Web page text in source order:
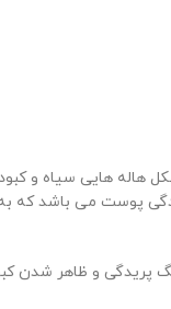
هاله هایی سیاه و
پوست می باشد که
رنگ پریدگی و ظاهر